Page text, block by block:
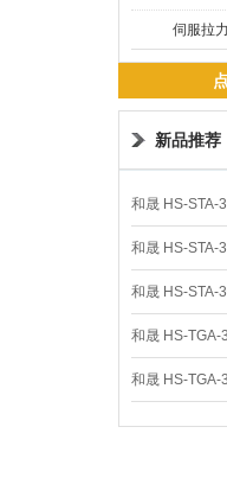
伺服拉
新品推荐
和晟 HS-STA-
和晟 HS-STA-
和晟 HS-STA-
和晟 HS-TGA-
和晟 HS-TGA-